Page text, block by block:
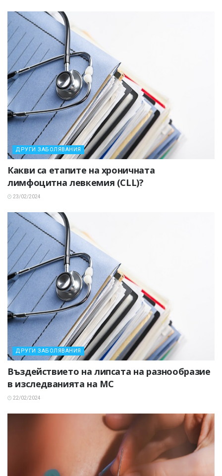
ДРУГИ ЗАБОЛЯВАНИЯ
Какви са етапите на хроничната
лимфоцитна левкемия (CLL)?
23/02/2024
ДРУГИ ЗАБОЛЯВАНИЯ
Въздействието на липсата на разнообразие
в изследванията на МС
22/02/2024